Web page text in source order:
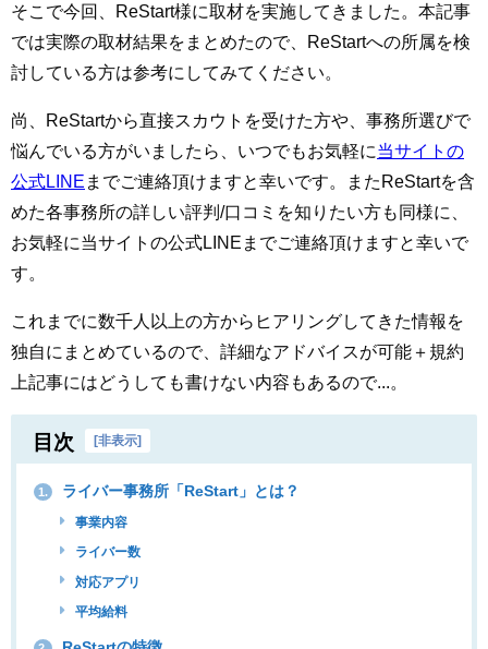
そこで今回、ReStart様に取材を実施してきました。本記事
では実際の取材結果をまとめたので、ReStartへの所属を検
討している方は参考にしてみてください。
尚、ReStartから直接スカウトを受けた方や、事務所選びで
悩んでいる方がいましたら、いつでもお気軽に当サイトの
公式LINE までご連絡頂けますと幸いです。またReStartを含
めた各事務所の詳しい評判/口コミを知りたい方も同様に、
お気軽に当サイトの公式LINEまでご連絡頂けますと幸いで
す。
これまでに数千人以上の方からヒアリングしてきた情報を
独自にまとめているので、詳細なアドバイスが可能＋規約
上記事にはどうしても書けない内容もあるので...。
目次 [非表示]
1. ライバー事務所「ReStart」とは？
事業内容
ライバー数
対応アプリ
平均給料